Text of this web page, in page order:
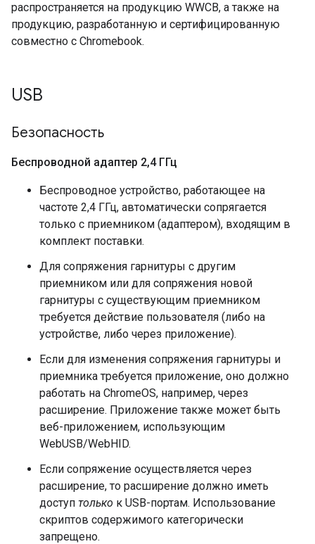
распространяется на продукцию WWCB, а также на
продукцию, разработанную и сертифицированную
совместно с Chromebook.
USB
Безопасность
Беспроводной адаптер 2,4 ГГц
Беспроводное устройство, работающее на
частоте 2,4 ГГц, автоматически сопрягается
только с приемником (адаптером), входящим в
комплект поставки.
Для сопряжения гарнитуры с другим
приемником или для сопряжения новой
гарнитуры с существующим приемником
требуется действие пользователя (либо на
устройстве, либо через приложение).
Если для изменения сопряжения гарнитуры и
приемника требуется приложение, оно должно
работать на ChromeOS, например, через
расширение. Приложение также может быть
веб-приложением, использующим
WebUSB/WebHID.
Если сопряжение осуществляется через
расширение, то расширение должно иметь
доступ только к USB-портам. Использование
скриптов содержимого категорически
запрещено.